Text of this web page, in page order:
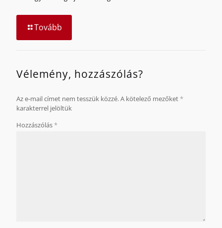
Tovább
Vélemény, hozzászólás?
Az e-mail címet nem tesszük közzé.A kötelező mezőket*
karakterrel jelöltük
Hozzászólás*